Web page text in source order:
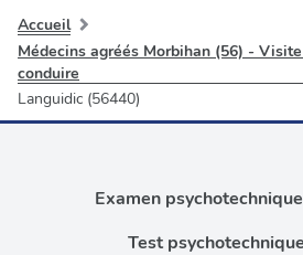
Accueil
Médecins agréés Morbihan (56) -
conduire
Languidic (56440)
Examen
Test